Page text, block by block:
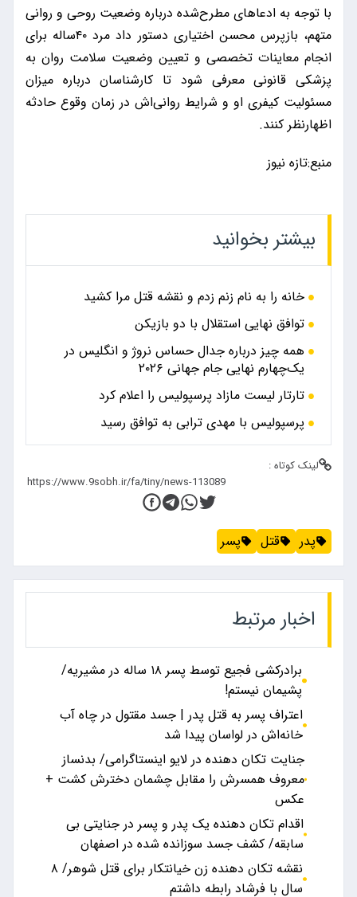
با توجه به ادعاهای مطرح‌شده درباره وضعیت روحی و روانی
متهم، بازپرس محسن اختیاری دستور داد مرد ۴۰ساله برای
انجام معاینات تخصصی و تعیین وضعیت سلامت روان به
پزشکی قانونی معرفی شود تا کارشناسان درباره میزان
مسئولیت کیفری او و شرایط روانی‌اش در زمان وقوع حادثه
اظهارنظر کنند.
منبع:تازه نیوز
بیشتر بخوانید
خانه را به نام زنم زدم و نقشه قتل مرا کشید
توافق نهایی استقلال با دو بازیکن
همه چیز درباره جدال حساس نروژ و انگلیس در
یک‌چهارم نهایی جام جهانی ۲۰۲۶
تارتار لیست مازاد پرسپولیس را اعلام کرد
پرسپولیس با مهدی ترابی به توافق رسید
لینک کوتاه :
پدر قتل پسر
اخبار مرتبط
برادرکشی فجیع توسط پسر ۱۸ ساله در مشیریه/
پشیمان نیستم!
اعتراف پسر به قتل پدر | جسد مقتول در چاه آب
خانه‌اش در لواسان پیدا شد
جنایت تکان دهنده در لایو اینستاگرامی/ بدنساز
معروف همسرش را مقابل چشمان دخترش کشت +
عکس
اقدام تکان دهنده یک پدر و پسر در جنایتی بی
سابقه/ کشف جسد سوزانده شده در اصفهان
نقشه تکان دهنده زن خیانتکار برای قتل شوهر/ ۸
سال با فرشاد رابطه داشتم